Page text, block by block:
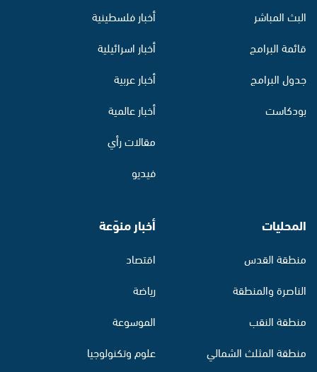
البث المباشر
قائمة البرامج
جدول البرامج
بودكاست
أخبار فلسطينية
أخبار اسرائيلية
أخبار عربية
أخبار عالمية
مقالات رأي
فيديو
المحليات
منطقة القدس
الناصرة والمنطقة
منطقة النقب
منطقة المثلث الشمالي
أخبار منوّعة
اقتصاد
رياضة
الموسوعة
علوم وتكنولوجيا